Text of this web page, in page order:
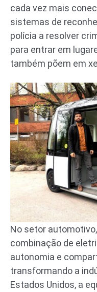
cada vez mais
sistemas de
polícia a resolver
para entrar em
também põem em
No setor
combinação de
autonomia e
transformando a
Estados Unidos, a